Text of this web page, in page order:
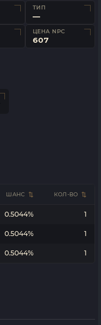
ТИП
—
ЦЕНА NPC
607
ШАНС КОЛ-ВО
0.5044% 1
0.5044% 1
0.5044% 1